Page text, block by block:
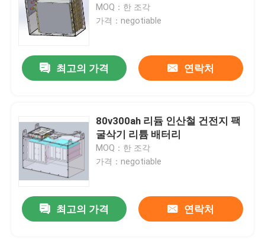
MOQ：한 조각
가격：negotiable
최고의 가격 연락처
80v300ah 리듐 인산철 건전지 팩
굴삭기 리튬 배터리
MOQ：한 조각
가격：negotiable
최고의 가격 연락처